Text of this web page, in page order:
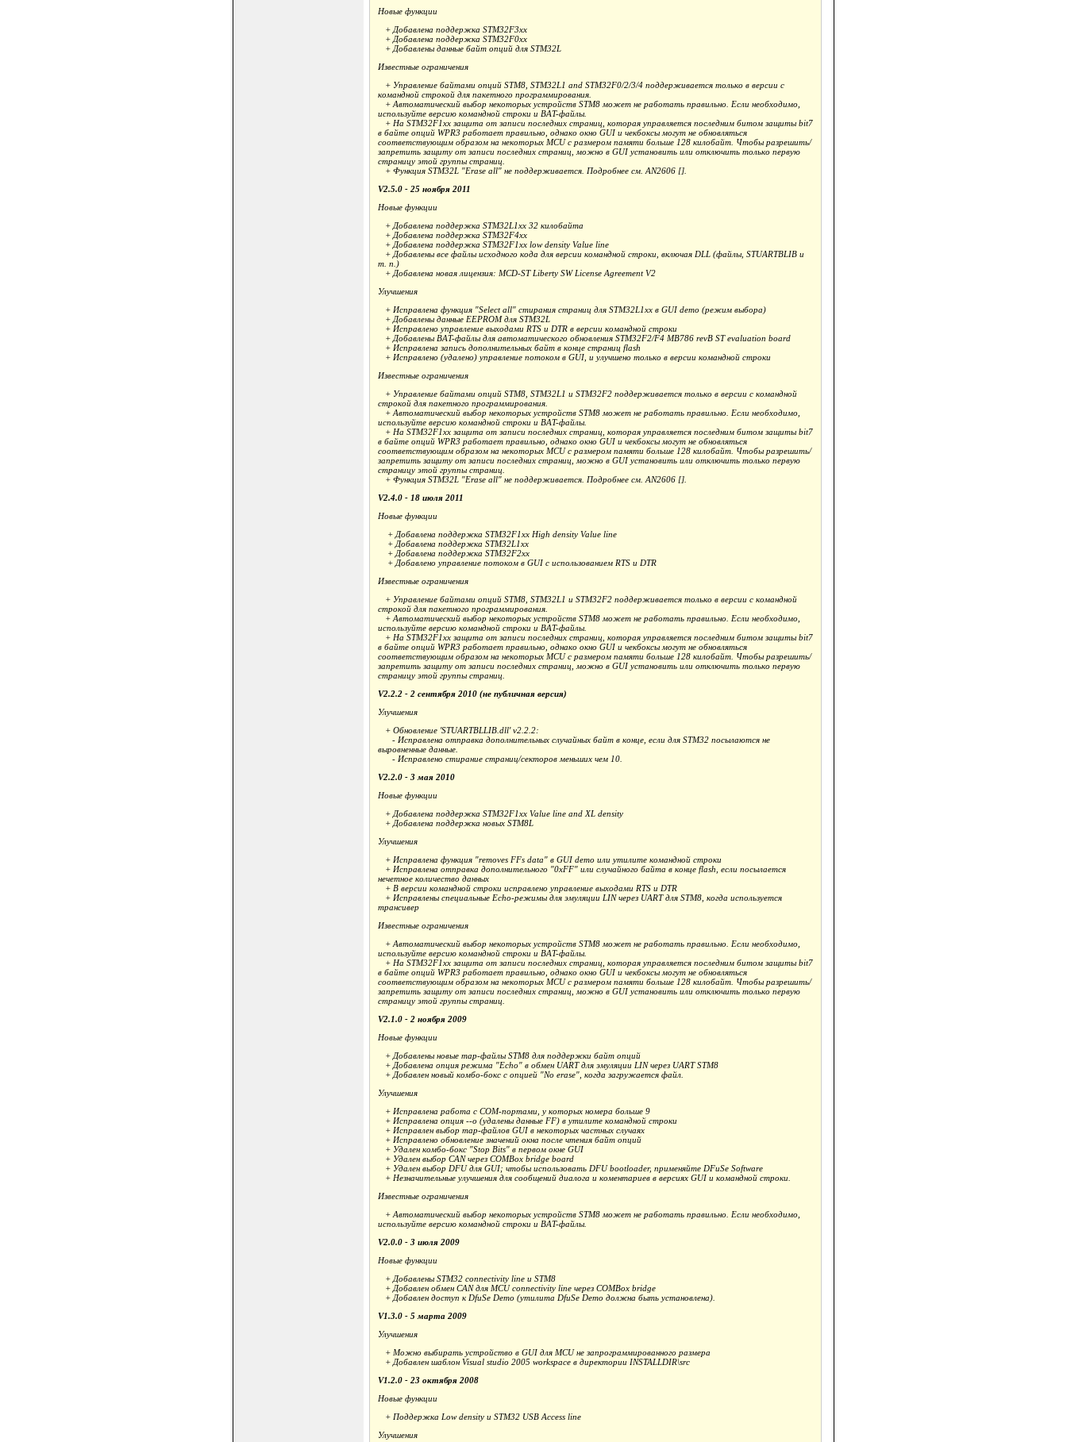
Новые функции
+ Добавлена поддержка STM32F3xx
+ Добавлена поддержка STM32F0xx
+ Добавлены данные байт опций для STM32L
Известные ограничения
+ Управление байтами опций STM8, STM32L1 and STM32F0/2/3/4 поддерживается только в версии с
командной строкой для пакетного программирования.
+ Автоматический выбор некоторых устройств STM8 может не работать правильно. Если необходимо,
используйте версию командной строки и BAT-файлы.
+ На STM32F1xx защита от записи последних страниц, которая управляется последним битом защиты bit7
в байте опций WPR3 работает правильно, однако окно GUI и чекбоксы могут не обновляться
соответствующим образом на некоторых MCU с размером памяти больше 128 килобайт. Чтобы разрешить/
запретить защиту от записи последних страниц, можно в GUI установить или отключить только первую
страницу этой группы страниц.
+ Функция STM32L "Erase all" не поддерживается. Подробнее см. AN2606 [].
V2.5.0 - 25 ноября 2011
Новые функции
+ Добавлена поддержка STM32L1xx 32 килобайта
+ Добавлена поддержка STM32F4xx
+ Добавлена поддержка STM32F1xx low density Value line
+ Добавлены все файлы исходного кода для версии командной строки, включая DLL (файлы, STUARTBLIB и
т. п.)
+ Добавлена новая лицензия: MCD-ST Liberty SW License Agreement V2
Улучшения
+ Исправлена функция "Select all" стирания страниц для STM32L1xx в GUI demo (режим выбора)
+ Добавлены данные EEPROM для STM32L
+ Исправлено управление выходами RTS и DTR в версии командной строки
+ Добавлены BAT-файлы для автоматического обновления STM32F2/F4 MB786 revB ST evaluation board
+ Исправлена запись дополнительных байт в конце страниц flash
+ Исправлено (удалено) управление потоком в GUI, и улучшено только в версии командной строки
Известные ограничения
+ Управление байтами опций STM8, STM32L1 и STM32F2 поддерживается только в версии с командной
строкой для пакетного программирования.
+ Автоматический выбор некоторых устройств STM8 может не работать правильно. Если необходимо,
используйте версию командной строки и BAT-файлы.
+ На STM32F1xx защита от записи последних страниц, которая управляется последним битом защиты bit7
в байте опций WPR3 работает правильно, однако окно GUI и чекбоксы могут не обновляться
соответствующим образом на некоторых MCU с размером памяти больше 128 килобайт. Чтобы разрешить/
запретить защиту от записи последних страниц, можно в GUI установить или отключить только первую
страницу этой группы страниц.
+ Функция STM32L "Erase all" не поддерживается. Подробнее см. AN2606 [].
V2.4.0 - 18 июля 2011
Новые функции
+ Добавлена поддержка STM32F1xx High density Value line
+ Добавлена поддержка STM32L1xx
+ Добавлена поддержка STM32F2xx
+ Добавлено управление потоком в GUI с использованием RTS и DTR
Известные ограничения
+ Управление байтами опций STM8, STM32L1 и STM32F2 поддерживается только в версии с командной
строкой для пакетного программирования.
+ Автоматический выбор некоторых устройств STM8 может не работать правильно. Если необходимо,
используйте версию командной строки и BAT-файлы.
+ На STM32F1xx защита от записи последних страниц, которая управляется последним битом защиты bit7
в байте опций WPR3 работает правильно, однако окно GUI и чекбоксы могут не обновляться
соответствующим образом на некоторых MCU с размером памяти больше 128 килобайт. Чтобы разрешить/
запретить защиту от записи последних страниц, можно в GUI установить или отключить только первую
страницу этой группы страниц.
V2.2.2 - 2 сентября 2010 (не публичная версия)
Улучшения
+ Обновление 'STUARTBLLIB.dll' v2.2.2:
- Исправлена отправка дополнительных случайных байт в конце, если для STM32 посылаются не
выровненные данные.
- Исправлено стирание страниц/секторов меньших чем 10.
V2.2.0 - 3 мая 2010
Новые функции
+ Добавлена поддержка STM32F1xx Value line and XL density
+ Добавлена поддержка новых STM8L
Улучшения
+ Исправлена функция "removes FFs data" в GUI demo или утилите командной строки
+ Исправлена отправка дополнительного "0xFF" или случайного байта в конце flash, если посылается
нечетное количество данных
+ В версии командной строки исправлено управление выходами RTS и DTR
+ Исправлены специальные Echo-режимы для эмуляции LIN через UART для STM8, когда используется
трансивер
Известные ограничения
+ Автоматический выбор некоторых устройств STM8 может не работать правильно. Если необходимо,
используйте версию командной строки и BAT-файлы.
+ На STM32F1xx защита от записи последних страниц, которая управляется последним битом защиты bit7
в байте опций WPR3 работает правильно, однако окно GUI и чекбоксы могут не обновляться
соответствующим образом на некоторых MCU с размером памяти больше 128 килобайт. Чтобы разрешить/
запретить защиту от записи последних страниц, можно в GUI установить или отключить только первую
страницу этой группы страниц.
V2.1.0 - 2 ноября 2009
Новые функции
+ Добавлены новые map-файлы STM8 для поддержки байт опций
+ Добавлена опция режима "Echo" в обмен UART для эмуляции LIN через UART STM8
+ Добавлен новый комбо-бокс с опцией "No erase", когда загружается файл.
Улучшения
+ Исправлена работа с COM-портами, у которых номера больше 9
+ Исправлена опция --o (удалены данные FF) в утилите командной строки
+ Исправлен выбор map-файлов GUI в некоторых частных случаях
+ Исправлено обновление значений окна после чтения байт опций
+ Удален комбо-бокс "Stop Bits" в первом окне GUI
+ Удален выбор CAN через COMBox bridge board
+ Удален выбор DFU для GUI; чтобы использовать DFU bootloader, применяйте DFuSe Software
+ Незначительные улучшения для сообщений диалога и коментариев в версиях GUI и командной строки.
Известные ограничения
+ Автоматический выбор некоторых устройств STM8 может не работать правильно. Если необходимо,
используйте версию командной строки и BAT-файлы.
V2.0.0 - 3 июля 2009
Новые функции
+ Добавлены STM32 connectivity line и STM8
+ Добавлен обмен CAN для MCU connectivity line через COMBox bridge
+ Добавлен доступ к DfuSe Demo (утилита DfuSe Demo должна быть установлена).
V1.3.0 - 5 марта 2009
Улучшения
+ Можно выбирать устройство в GUI для MCU не запрограммированного размера
+ Добавлен шаблон Visual studio 2005 workspace в директории INSTALLDIR\src
V1.2.0 - 23 октября 2008
Новые функции
+ Поддержка Low density и STM32 USB Access line
Улучшения